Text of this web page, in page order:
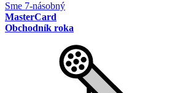
Sme 7-násobný
MasterCard
Obchodník roka